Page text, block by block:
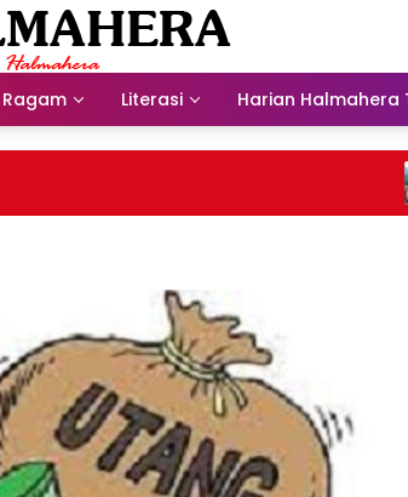
Ragam Literasi Harian Halmahera